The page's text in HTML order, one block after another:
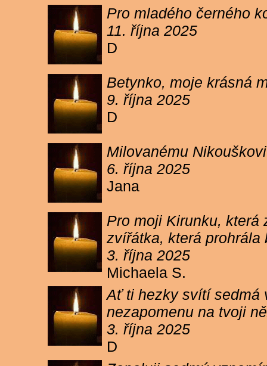
Pro mladého černého
11. října 2025
D
Betynko, moje krásná
9. října 2025
D
Milovanému
6. října 2025
Jana
Pro moji Kirunku, která
zvířátka, která prohrála
3. října 2025
Michaela S.
Ať ti hezky svítí sedmá
nezapomenu na tvoji
3. října 2025
D